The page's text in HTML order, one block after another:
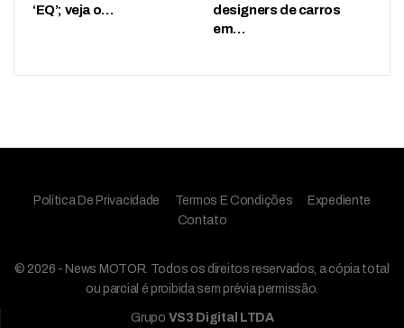
‘EQ’; veja o…
designers de carros
em…
Política De Privacidade Termos E Condições
Expediente
Contato
© 2026 - News MOTOR. Todos os direitos reservados, a cópia total
ou parcial é proibida sem prévia permissão.
Grupo VS3 Digital LTDA